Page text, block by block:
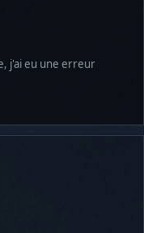
j'ai eu une erreur